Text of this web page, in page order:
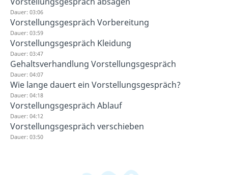
Dauer: 03:06
Vorstellungsgespräch Vorbereitung
Dauer: 03:59
Vorstellungsgespräch Kleidung
Dauer: 03:47
Gehaltsverhandlung Vorstellungsgespräch
Dauer: 04:07
Wie lange dauert ein Vorstellungsgespräch?
Dauer: 04:18
Vorstellungsgespräch Ablauf
Dauer: 04:12
Vorstellungsgespräch verschieben
Dauer: 03:50